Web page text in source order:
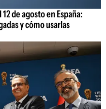
de agosto en España:
y cómo usarlas